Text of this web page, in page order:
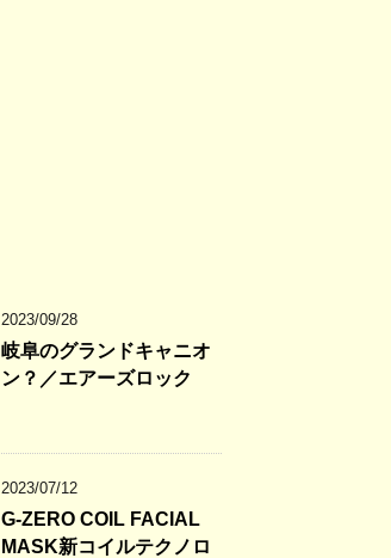
2023/09/28
岐阜のグランドキャニオ
ン？／エアーズロック
2023/07/12
G-ZERO COIL FACIAL
MASK新コイルテクノロ